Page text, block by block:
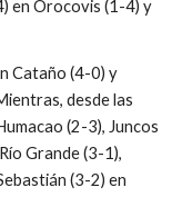
en Orocovis (1-4) y
Cataño (4-0) y
desde las
(2-3), Juncos
Grande (3-1),
(3-2) en